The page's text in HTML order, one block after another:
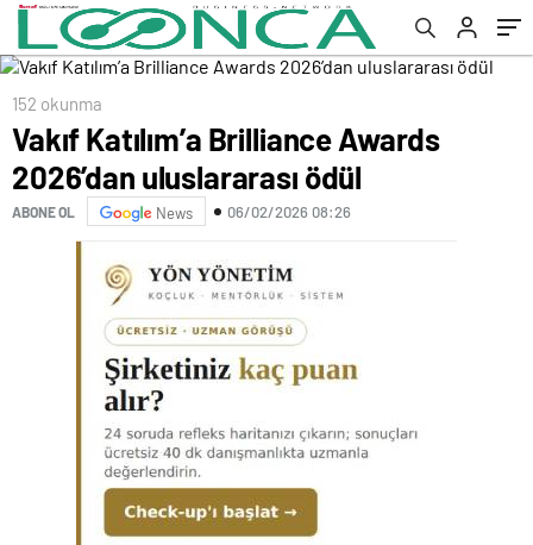
152 okunma
Vakıf Katılım’a Brilliance Awards
2026’dan uluslararası ödül
ABONE OL News 06/02/2026 08:26